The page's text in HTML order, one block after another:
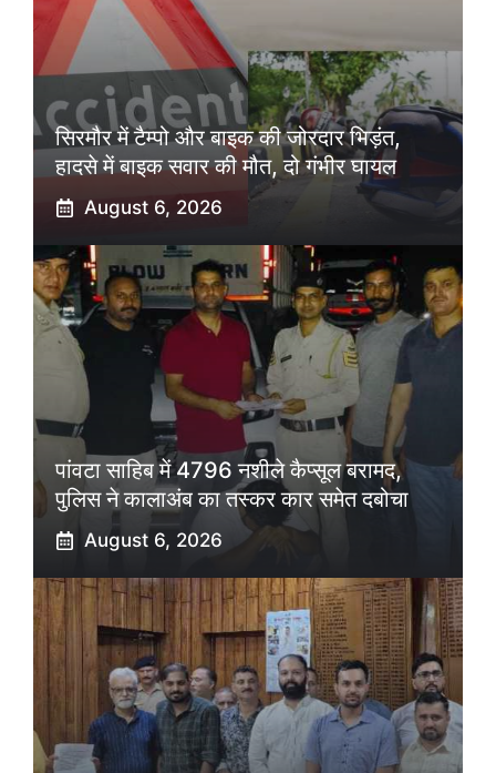
सिरमौर में टैम्पो और बाइक की जोरदार भिड़ंत,
हादसे में बाइक सवार की मौत, दो गंभीर घायल
August 6, 2026
पांवटा साहिब में 4796 नशीले कैप्सूल बरामद,
पुलिस ने कालाअंब का तस्कर कार समेत दबोचा
August 6, 2026